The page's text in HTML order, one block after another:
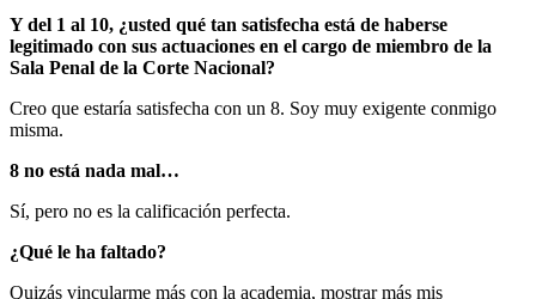
Y del 1 al 10, ¿usted qué tan satisfecha está de haberse
legitimado con sus actuaciones en el cargo de miembro de la
Sala Penal de la Corte Nacional?
Creo que estaría satisfecha con un 8. Soy muy exigente conmigo
misma.
8 no está nada mal…
Sí, pero no es la calificación perfecta.
¿Qué le ha faltado?
Quizás vincularme más con la academia, mostrar más mis